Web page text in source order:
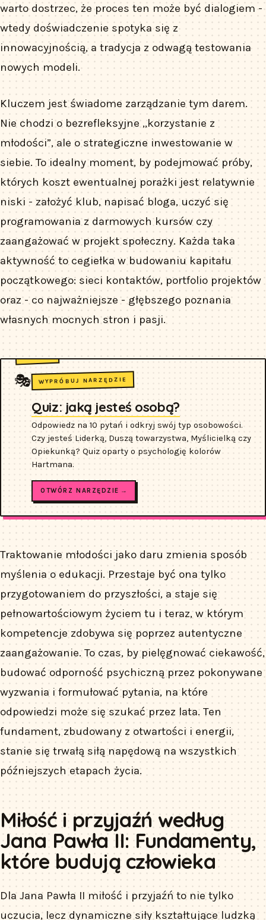
warto dostrzec, że proces ten może być dialogiem -
wtedy doświadczenie spotyka się z
innowacyjnością, a tradycja z odwagą testowania
nowych modeli.
Kluczem jest świadome zarządzanie tym darem.
Nie chodzi o bezrefleksyjne „korzystanie z
młodości”, ale o strategiczne inwestowanie w
siebie. To idealny moment, by podejmować próby,
których koszt ewentualnej porażki jest relatywnie
niski - założyć klub, napisać bloga, uczyć się
programowania z darmowych kursów czy
zaangażować w projekt społeczny. Każda taka
aktywność to cegiełka w budowaniu kapitału
początkowego: sieci kontaktów, portfolio projektów
oraz - co najważniejsze - głębszego poznania
własnych mocnych stron i pasji.
🎭 WYPRÓBUJ NARZĘDZIE
Quiz: jaką jesteś osobą?
Odpowiedz na 10 pytań i odkryj swój typ osobowości.
Czy jesteś Liderką, Duszą towarzystwa, Myślicielką czy
Opiekunką? Quiz oparty o psychologię kolorów
Hartmana.
OTWÓRZ NARZĘDZIE →
Traktowanie młodości jako daru zmienia sposób
myślenia o edukacji. Przestaje być ona tylko
przygotowaniem do przyszłości, a staje się
pełnowartościowym życiem tu i teraz, w którym
kompetencje zdobywa się poprzez autentyczne
zaangażowanie. To czas, by pielęgnować ciekawość,
budować odporność psychiczną przez pokonywane
wyzwania i formułować pytania, na które
odpowiedzi może się szukać przez lata. Ten
fundament, zbudowany z otwartości i energii,
stanie się trwałą siłą napędową na wszystkich
późniejszych etapach życia.
Miłość i przyjaźń według
Jana Pawła II: Fundamenty,
które budują człowieka
Dla Jana Pawła II miłość i przyjaźń to nie tylko
uczucia, lecz dynamiczne siły kształtujące ludzką